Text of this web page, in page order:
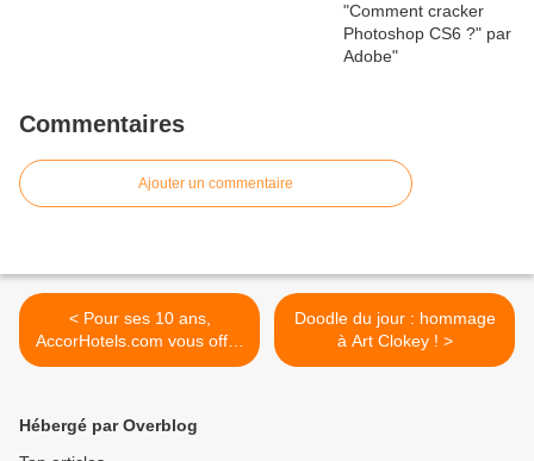
Commentaires
Ajouter un commentaire
< Pour ses 10 ans,
AccorHotels.com vous offre
le monde !
Doodle du jour : hommage
à Art Clokey ! >
Hébergé par Overblog